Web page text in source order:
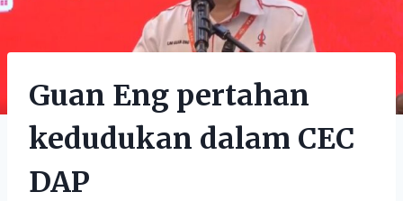
Guan Eng pertahan
kedudukan dalam CEC
DAP